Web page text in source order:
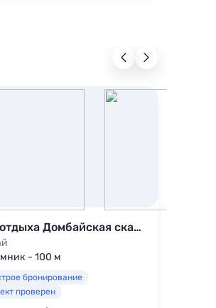
База отдыха Домбайская сказка
- 100 м
бронирование
проверен